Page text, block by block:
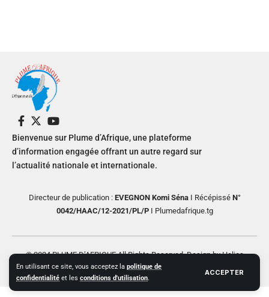
En utilisant ce site, vous acceptez la politique de
confidentialité et les conditions d'utilisation.
ACCEPTER
Bienvenue sur Plume d’Afrique, une plateforme
d’information engagée offrant un autre regard sur
l’actualité nationale et internationale.
Directeur de publication : EVEGNON Komi SénaI RécépisséN°
0042/HAAC/12-2021/PL/PI Plumedafrique.tg
© 2024 PLUME D’AFRIQUE All Rights Reserved. Design by Helios
Creative